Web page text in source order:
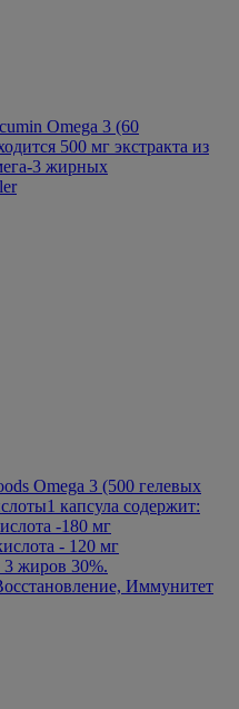
Omega 3 (60
500 мг экстракта из
3 жирных
Omega 3 (500 гелевых
1 капсула содержит:
-180 мг
- 120 мг
3 жиров 30%.
Иммунитет